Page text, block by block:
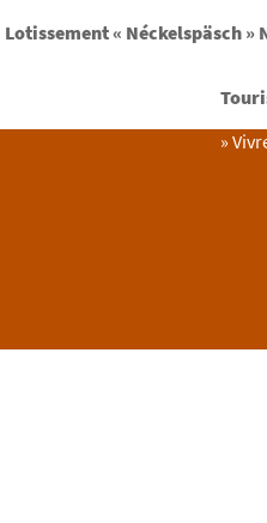
Lotissement « Néckelspäsch »
»